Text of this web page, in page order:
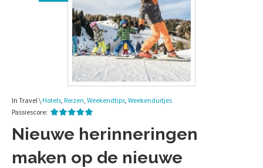
In Travel \Hotels, Reizen, Weekendtips, Weekenduitjes
Passiescore:
Nieuwe herinneringen
maken op de nieuwe